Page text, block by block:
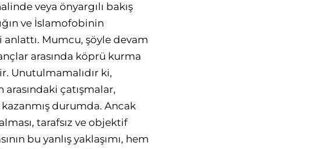
veya önyargılı bakış
ve İslamofobinin
Mumcu, şöyle devam
arasında köprü kurma
Unutulmamalıdır ki,
çatışmalar,
durumda. Ancak
tarafsız ve objektif
bu yanlış yaklaşımı, hem